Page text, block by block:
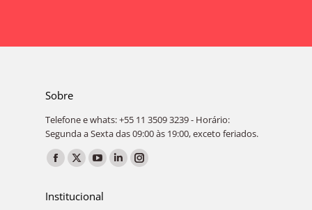
Sobre
Telefone e whats: +55 11 3509 3239 - Horário:
Segunda a Sexta das 09:00 às 19:00, exceto feriados.
Encontre-nos em:
Facebook
opens
X
opens
YouTube
opens
LinkedinInstagram
Institucional